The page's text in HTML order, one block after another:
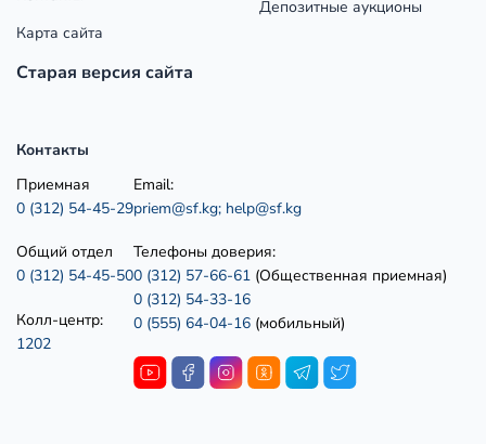
Карта сайта
Старая версия сайта
Депозитные аукционы
Контакты
Приемная
0 (312) 54-45-29
Общий отдел
0 (312) 54-45-50
Колл-центр:
1202
Email:
priem@sf.kg; help@sf.kg
Телефоны доверия:
0 (312) 57-66-61 (Общественная приемная)
0 (312) 54-33-16
0 (555) 64-04-16 (мобильный)